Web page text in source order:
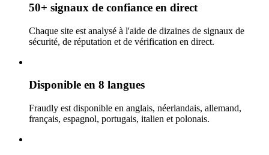
50+ signaux de confiance en direct
Chaque site est analysé à l'aide de dizaines de signaux de
sécurité, de réputation et de vérification en direct.
Disponible en 8 langues
Fraudly est disponible en anglais, néerlandais, allemand,
français, espagnol, portugais, italien et polonais.